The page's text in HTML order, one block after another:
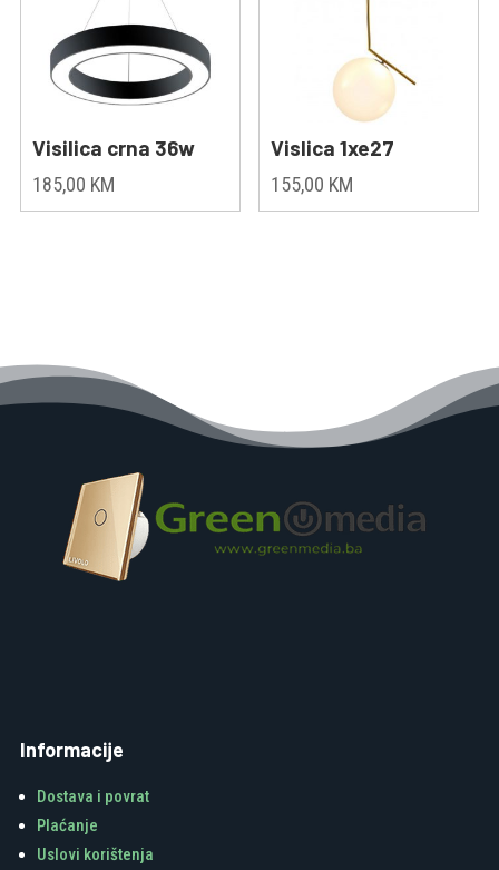
Visilica crna 36w
185,00 KM
Vislica 1xe27
155,00 KM
Informacije
Dostava i povrat
Plaćanje
Uslovi korištenja